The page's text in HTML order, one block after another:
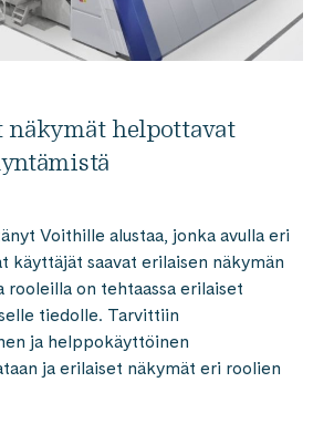
näkymät helpottavat
Voithille alustaa, jonka avulla eri
käyttäjät saavat erilaisen näkymän
rooleilla on tehtaassa erilaiset
tiedolle. Tarvittiin
ja helppokäyttöinen
ja erilaiset näkymät eri roolien